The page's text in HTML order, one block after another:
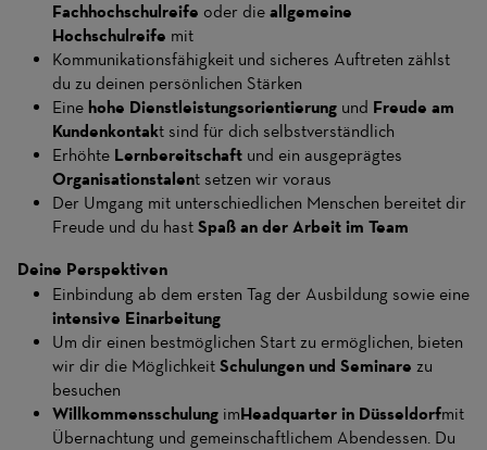
Fachhochschulreife oder die allgemeine
Hochschulreife mit
Kommunikationsfähigkeit und sicheres Auftreten zählst
du zu deinen persönlichen Stärken
Eine hohe Dienstleistungsorientierung und Freude am
Kundenkontakt sind für dich selbstverständlich
Erhöhte Lernbereitschaft und ein ausgeprägtes
Organisationstalent setzen wir voraus
Der Umgang mit unterschiedlichen Menschen bereitet dir
Freude und du hast Spaß an der Arbeit im Team
Deine Perspektiven
Einbindung ab dem ersten Tag der Ausbildung sowie eine
intensive Einarbeitung
Um dir einen bestmöglichen Start zu ermöglichen, bieten
wir dir die Möglichkeit Schulungen und Seminare zu
besuchen
Willkommensschulung imHeadquarter in Düsseldorfmit
Übernachtung und gemeinschaftlichem Abendessen. Du